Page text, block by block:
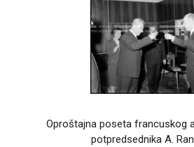
Oproštajna poseta francuskog
potpredsednika A.